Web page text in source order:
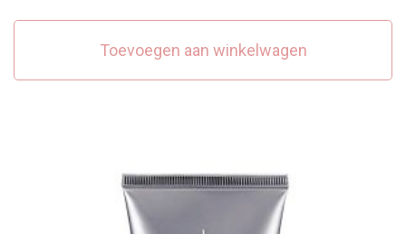
Toevoegen aan winkelwagen